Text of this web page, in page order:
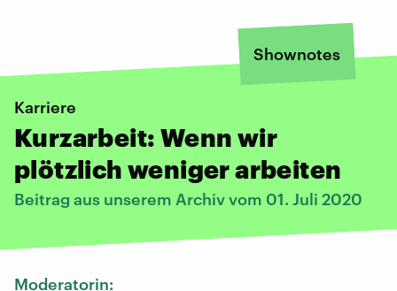
Shownotes
Karriere
Kurzarbeit: Wenn wir
plötzlich weniger arbeiten
Beitrag aus unserem Archiv vom 01. Juli 2020
Moderatorin: